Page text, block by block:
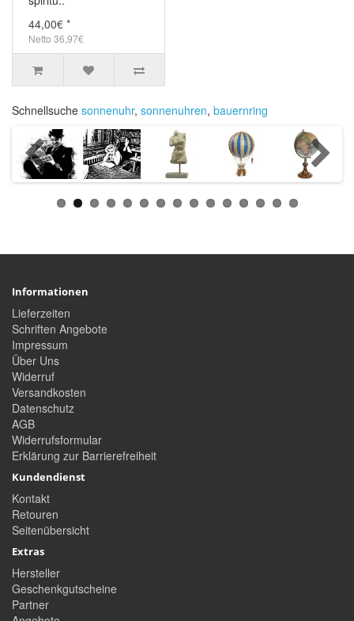
44,00€ *
Netto 36,97€
Schnellsuche sonnenuhr, sonnenuhren, bauernring
Informationen
Lieferzeiten
Schriften Angebote
Impressum
Über Uns
Widerruf
Versandkosten
Datenschutz
AGB
Widerrufsformular
Erklärung zur Barrierefreiheit
Kundendienst
Kontakt
Retouren
Seitenübersicht
Extras
Hersteller
Geschenkgutscheine
Partner